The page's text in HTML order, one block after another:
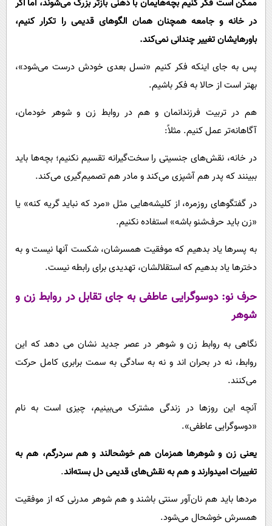
ممکن است فکر کنیم بچه‌هایمان با ذهنی بازتر بزرگ می‌شوند، اما اگر
در خانه و جامعه همچنان همان الگوهای قدیمی را تکرار کنیم،
باورهایشان تغییر چندانی نمی‌کند.
پس به جای اینکه فکر کنیم «نسل بعدی خودش درست می‌شود»،
بهتر است از حالا به فکر باشیم.
هم در تربیت فرزندانمان و هم در روابط زن و شوهر خودمان،
آگاهانه‌تر عمل کنیم. مثلاً:
در خانه، نقش‌های جنسیتی را سخت‌گیرانه تقسیم نکنیم؛ بچه‌ها باید
ببینند که پدر هم آشپزی می‌کند و مادر هم تصمیم‌گیری می‌کند.
در گفتگوهای روزمره، از کلیشه‌هایی مثل «مرد که نباید گریه کنه» یا
«زن باید حرف‌شنو باشه» استفاده نکنیم.
به پسرها یاد بدهیم که موفقیت همسرشان، شکست آنها نیست و به
دخترها یاد بدهیم که استقلالشان، تهدیدی برای رابطه نیست.
حرف نو: دوسوگرایی عاطفی به جای تقابل در روابط زن و
شوهر
نگاهی به روابط زن و شوهر در عصر جدید نشان می دهد که این
روابط، نه در بحران اند و نه به سادگی به سمت برابری کامل حرکت
می‌کنند.
آنچه این روزها در زندگی مشترک می‌بینیم، چیزی است به نام
«دوسوگرایی عاطفی».
یعنی زن و شوهرها همزمان هم خوشحالند و هم سردرگم، هم به
تغییرات امیدوارند و هم به نقش‌های قدیمی دل بسته‌اند.
مردها باید هم نان‌آور سنتی باشند و هم شوهر مدرنی که از موفقیت
همسرش خوشحال می‌شود.